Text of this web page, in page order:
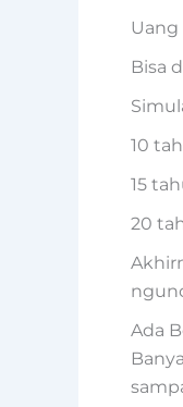
Uang
Bisa
10
15
20
Ada